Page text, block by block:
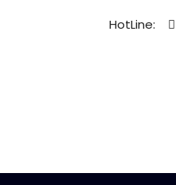
HotLine: